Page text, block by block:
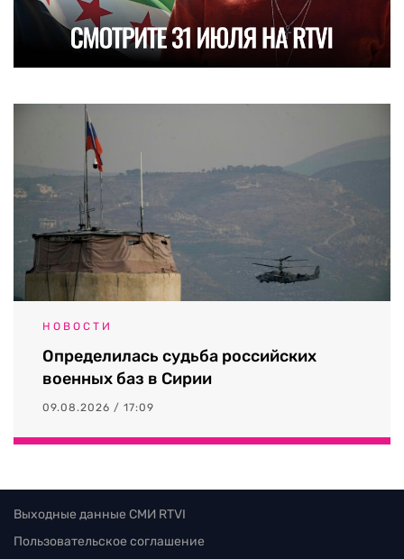
НОВОСТИ
Определилась судьба российских
военных баз в Сирии
09.08.2026 / 17:09
Выходные данные СМИ RTVI
Пользовательское соглашение